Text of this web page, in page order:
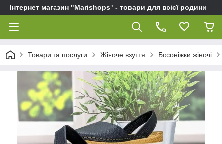
Інтернет магазин "Marishops" - товари для всієї родини
Товари та послуги Жіноче взуття Босоніжки жіночі